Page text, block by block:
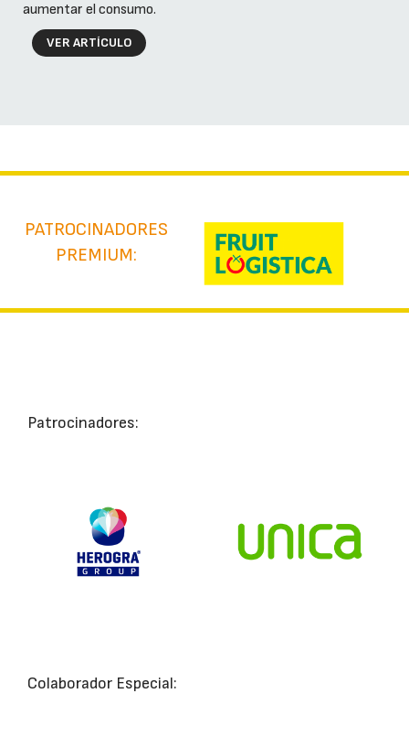
aumentar el consumo.
VER ARTÍCULO
PATROCINADORES
PREMIUM:
Patrocinadores:
Colaborador Especial: